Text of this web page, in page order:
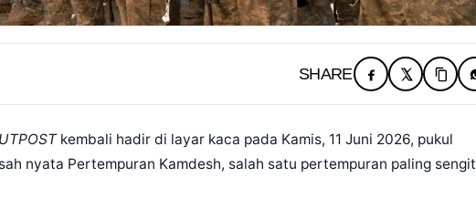
SHARE
kembali hadir di layar kaca pada Kamis, 11 Juni 2026, pukul
nyata Pertempuran Kamdesh, salah satu pertempuran paling sengit